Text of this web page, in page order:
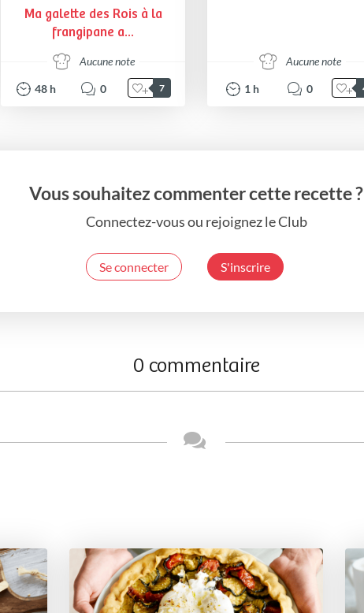
Ma galette des Rois à la
frangipane a...
Aucune note
48 h 0 7
Aucune note
1 h 0
Vous souhaitez commenter cette recette ?
Connectez-vous ou rejoignez le Club
Se connecter S'inscrire
0 commentaire